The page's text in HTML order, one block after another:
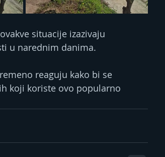
situacije izazivaju
u narednim danima.
reaguju kako bi se
koji koriste ovo popularno